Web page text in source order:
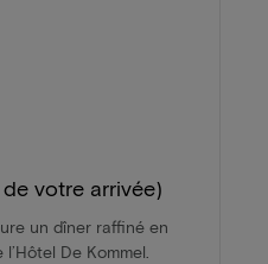
votre arrivée)
un dîner raffiné en
De Kommel.